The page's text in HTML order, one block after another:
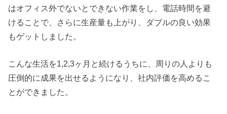
はオフィス外でないとできない作業をし、電話時間を避
けることで、さらに生産量も上がり、ダブルの良い効果
もゲットしました。
こんな生活を1,2,3ヶ月と続けるうちに、周りの人よりも
圧倒的に成果を出せるようになり、社内評価を高めるこ
とができました。